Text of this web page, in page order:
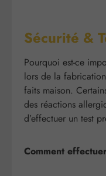
Sécurité &
Pourquoi est-ce
lors de la
faits maison.
des réactions
d’effectuer un test
Comment